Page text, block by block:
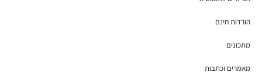
הורדות חינם
מתכונים
מאמרים וכתבות